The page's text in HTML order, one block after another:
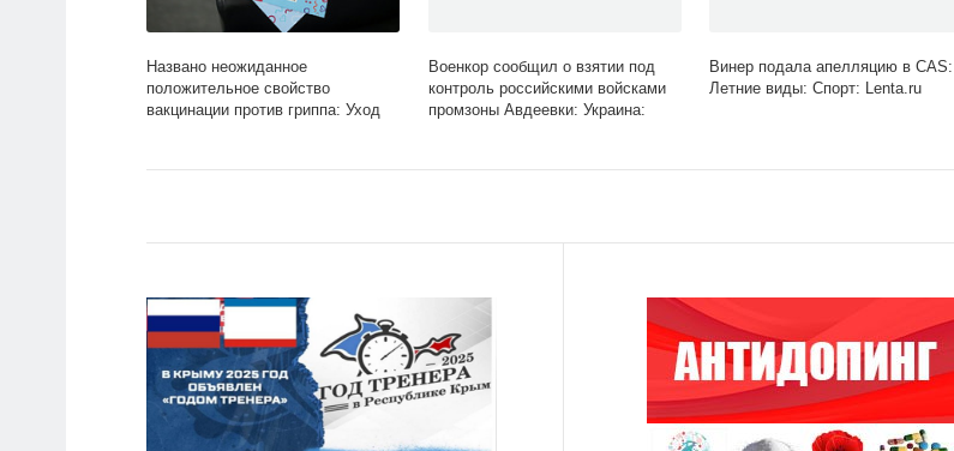
Названо неожиданное
положительное свойство
вакцинации против гриппа: Уход
Военкор сообщил о взятии под
контроль российскими войсками
промзоны Авдеевки: Украина:
Винер подала апелляцию в CAS:
Летние виды: Спорт: Lenta.ru